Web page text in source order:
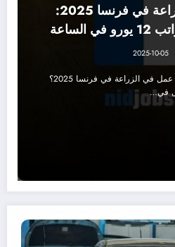
العمل في الزراعة في فرنسا 2025:
2025-10-05
هل تبحث عن فرصة عمل في الزراعة في فرنسا 2025؟
في…